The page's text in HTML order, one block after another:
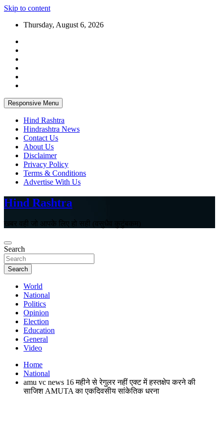
Skip to content
Thursday, August 6, 2026
Responsive Menu
Hind Rashtra
Hindrashtra News
Contact Us
About Us
Disclaimer
Privacy Policy
Terms & Conditions
Advertise With Us
Hind Rashtra
खबर वही जो आपके लिए हो सही (वसुधैव कुटुंबकम)
Search
Search
World
National
Politics
Opinion
Election
Education
General
Video
Home
National
amu vc news 16 महीने से रेगुलर नहीं एक्ट में हस्तक्षेप करने की
साजिश AMUTA का एकदिवसीय सांकेतिक धरना